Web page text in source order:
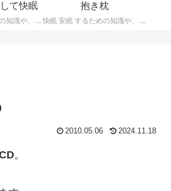
て快眠
快眠 安眠 するための知識や、 枕 、 照明 、 アロマ など、おすすめの グッズ などを紹介。 目の疲れを癒やす、 快眠、安眠 のための アイマスク アイピロー について。
抱き枕
快眠 安眠 するための知識や、 枕 、 照明 、 アロマ など、おすすめの グッズ などを紹介。 安心感を得る、リラックスして眠れるための 抱き枕 の紹介です。 妊婦さんや赤ちゃん、腰痛がある人におすすめ。
2010.05.06 2024.11.18
。